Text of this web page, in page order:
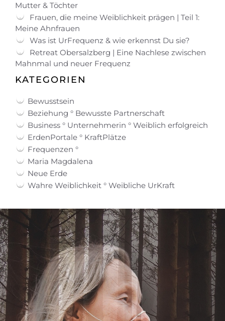
Mutter & Töchter
Frauen, die meine Weiblichkeit prägen | Teil 1:
Meine Ahnfrauen
Was ist UrFrequenz & wie erkennst Du sie?
Retreat Obersalzberg | Eine Nachlese zwischen
Mahnmal und neuer Frequenz
KATEGORIEN
Bewusstsein
Beziehung ° Bewusste Partnerschaft
Business ° Unternehmerin ° Weiblich erfolgreich
ErdenPortale ° KraftPlätze
Frequenzen °
Maria Magdalena
Neue Erde
Wahre Weiblichkeit ° Weibliche UrKraft